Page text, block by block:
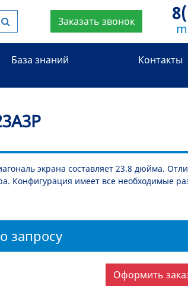
Заказать звонок
База знаний Контакты
экрана составляет 23.8 дюйма.
Конфигурация имеет все необходимые
запросу
Оформить